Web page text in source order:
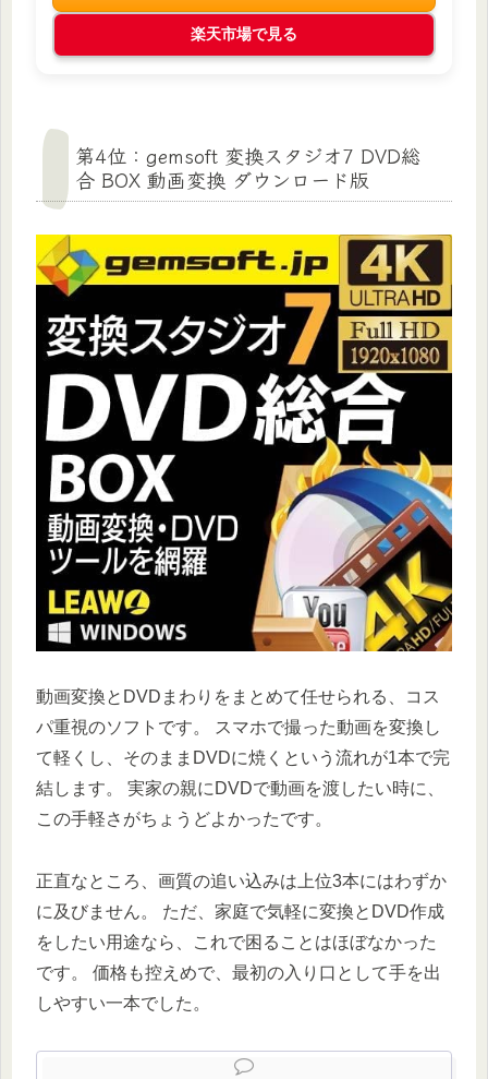
楽天市場で見る
第4位：gemsoft 変換スタジオ7 DVD総
合 BOX 動画変換 ダウンロード版
動画変換とDVDまわりをまとめて任せられる、コス
パ重視のソフトです。 スマホで撮った動画を変換し
て軽くし、そのままDVDに焼くという流れが1本で完
結します。 実家の親にDVDで動画を渡したい時に、
この手軽さがちょうどよかったです。
正直なところ、画質の追い込みは上位3本にはわずか
に及びません。 ただ、家庭で気軽に変換とDVD作成
をしたい用途なら、これで困ることはほぼなかった
です。 価格も控えめで、最初の入り口として手を出
しやすい一本でした。